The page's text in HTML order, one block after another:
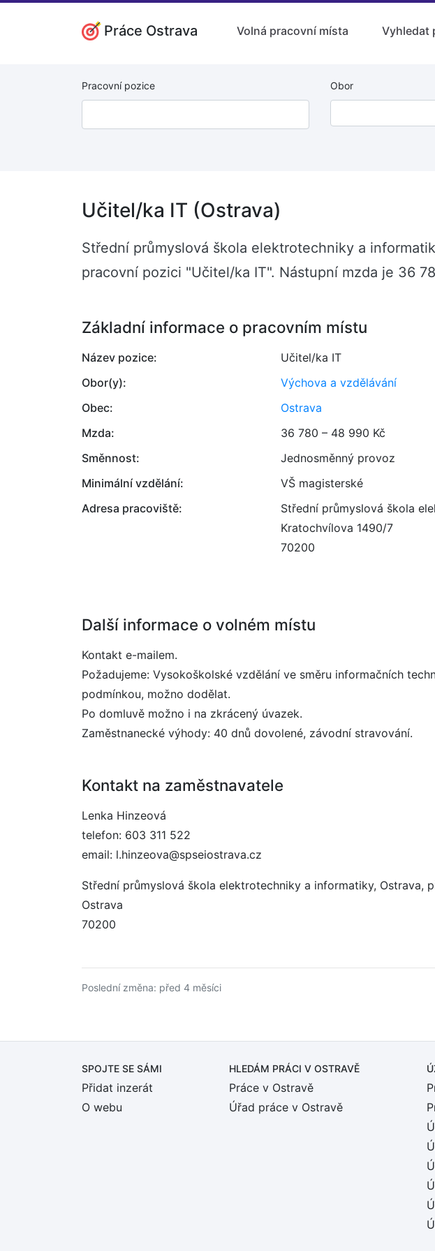
Práce Ostrava Volná pracovní místa Vyhledat
Pracovní pozice Obor
Učitel/ka IT (Ostrava)
Střední průmyslová škola elektrotechniky a
pracovní pozici "Učitel/ka IT". Nástupní mzda je 36
Základní informace o pracovním místu
Název pozice:
Učitel/ka IT
Obor(y):
Výchova a vzdělávání
Obec:
Ostrava
Mzda:
36 780 – 48 990 Kč
Směnnost:
Jednosměnný provoz
Minimální vzdělání:
VŠ magisterské
Adresa pracoviště:
Střední průmyslová škola
Kratochvílova 1490/7
70200
Další informace o volném místu
Kontakt e-mailem.
Požadujeme: Vysokoškolské vzdělání ve směru informačních
podmínkou, možno dodělat.
Po domluvě možno i na zkrácený úvazek.
Zaměstnanecké výhody: 40 dnů dovolené, závodní stravování.
Kontakt na zaměstnavatele
Lenka Hinzeová
telefon: 603 311 522
email: l.hinzeova@spseiostrava.cz
Střední průmyslová škola elektrotechniky a informatiky, Ostrava,
Ostrava
70200
Poslední změna: před 4 měsíci
SPOJTE SE SÁMI
Přidat inzerát
O webu
HLEDÁM PRÁCI V OSTRAVĚ
Práce v Ostravě
Úřad práce v Ostravě